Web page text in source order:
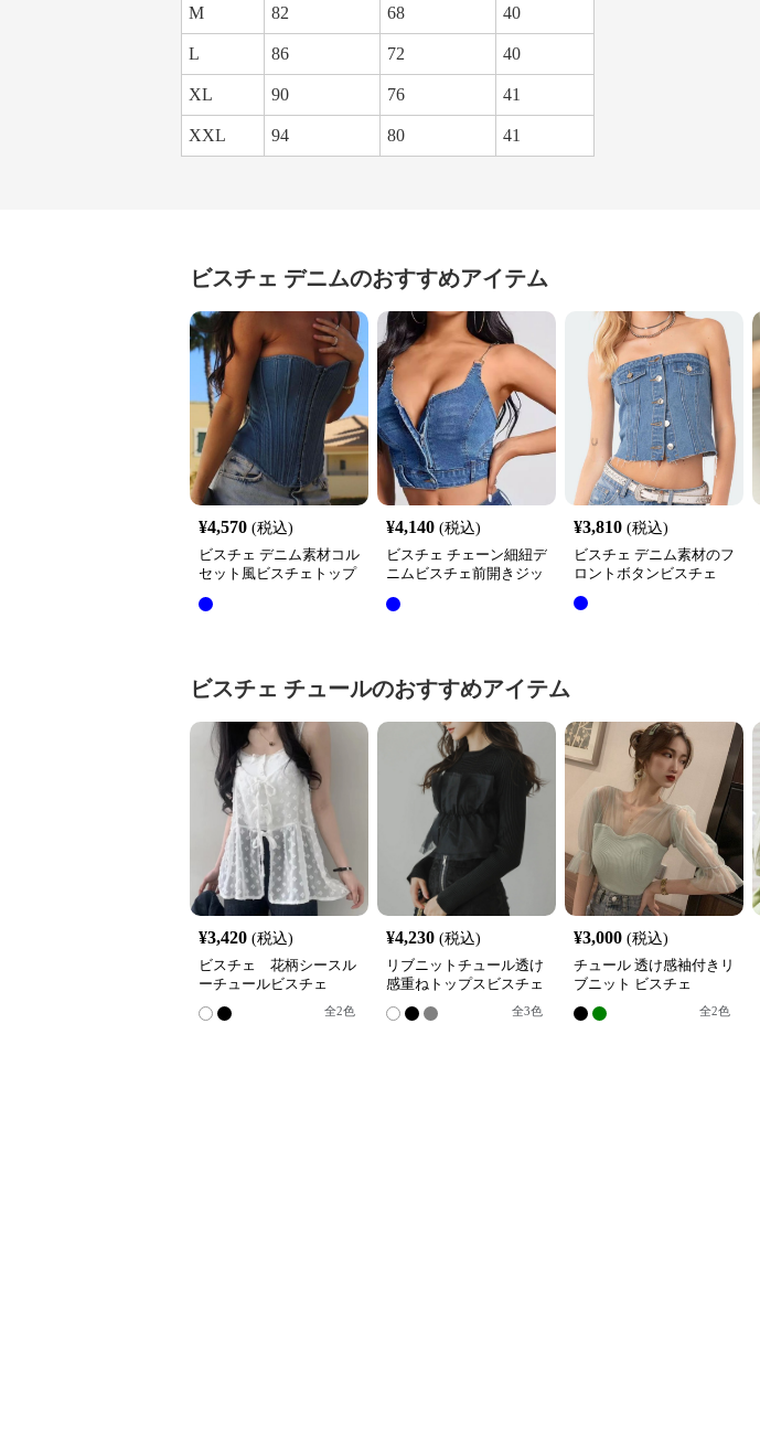
M 82 68 40
L 86 72 40
XL 90 76 41
XXL 94 80 41
ビスチェ デニムのおすすめアイテム
¥4,570 (税込)
ビスチェ デニム素材コル
セット風ビスチェトップ
¥4,140 (税込)
ビスチェ チェーン細紐デ
ニムビスチェ前開きジッ
¥3,810 (税込)
ビスチェ デニム素材のフ
ロントボタンビスチェ
ビスチェ チュールのおすすめアイテム
¥3,420 (税込)
ビスチェ 花柄シースル
ーチュールビスチェ
全2色
¥4,230 (税込)
リブニットチュール透け
感重ねトップスビスチェ
全3色
¥3,000 (税込)
チュール 透け感袖付きリ
ブニット ビスチェ
全2色